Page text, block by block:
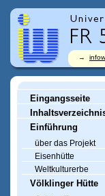
→
Eingangsseite
Einführung
über das Projekt
Eisenhütte
Weltkulturerbe
Völklinger Hütte